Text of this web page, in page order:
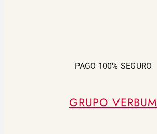
PAGO 100% SEGURO
GRUPO VERBUM